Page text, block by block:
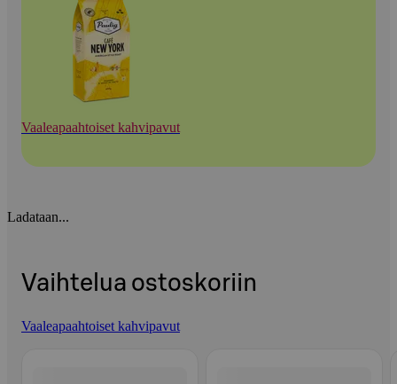
Vaaleapaahtoiset kahvipavut
Ladataan...
Vaihtelua ostoskoriin
Vaaleapaahtoiset kahvipavut